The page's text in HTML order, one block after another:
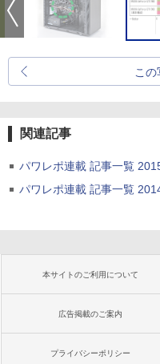
こ
関連記事
パワレポ連載 記事一覧
パワレポ連載 記事一覧
本サイトのご利用について
広告掲載のご案内
プライバシーポリシー